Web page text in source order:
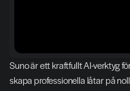
Suno är ett kraftfullt AI-verktyg
skapa professionella låtar på